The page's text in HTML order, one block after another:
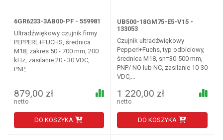
6GR6233-3AB00-PF - 559981
Ultradźwiękowy czujnik firmy
PEPPERL+FUCHS, średnica
M18, zakres 50 - 700 mm, 200
kHz, zasilanie 20 - 30 VDC,
PNP,...
879,00 zł
netto
DO KOSZYKA
UB500-18GM75-E5-V15 -
133053
Czujnik ultradźwiękowy
Pepperl+Fuchs, typ odbiciowy,
średnica M18, sn=30-500 mm,
PNP/ NO lub NC, zasilanie 10-30
VDC,...
1 220,00 zł
netto
DO KOSZYKA